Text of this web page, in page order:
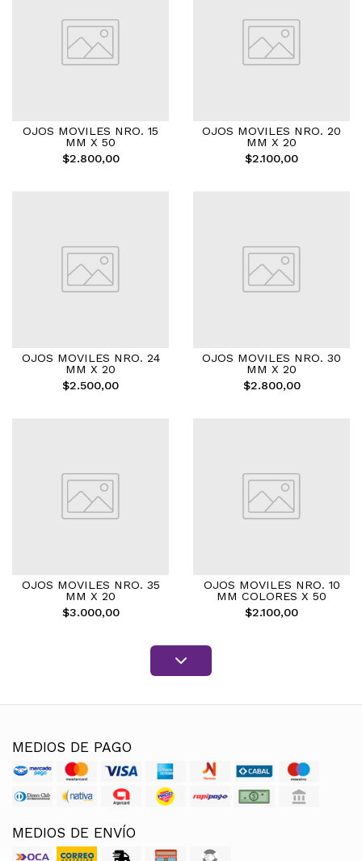
OJOS MOVILES NRO. 15
MM X 50
$2.800,00
OJOS MOVILES NRO. 20
MM X 20
$2.100,00
OJOS MOVILES NRO. 24
MM X 20
$2.500,00
OJOS MOVILES NRO. 30
MM X 20
$2.800,00
OJOS MOVILES NRO. 35
MM X 20
$3.000,00
OJOS MOVILES NRO. 10
MM COLORES X 50
$2.100,00
MEDIOS DE PAGO
MEDIOS DE ENVÍO